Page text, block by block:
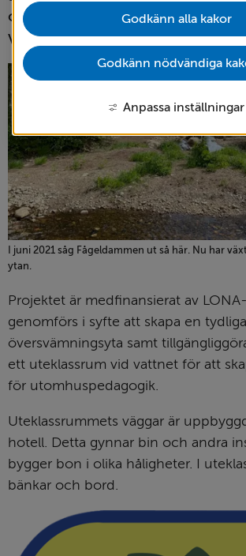
Godkänn alla kakor
Godkänn nödvändiga
Anpassa inställningar
och vattenmiljön i dammen, men
Vetlandabäcken
I juni 2021 såg Fågeldammen ut så här. Nu har
ytan.
Projektet är medfinansierat av
genomförs i syfte att skapa en
översvämningsyta samt
ett uteklassrum vid vattnet för att
för utomhuspedagogik.
Uteklassrummets väggar är
hotell. Detta gynnar bin och andra
bygger bon i olika hålig­heter. I
bänkar och bord.